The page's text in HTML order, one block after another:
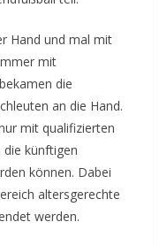
Hand und mal mit
mit
die
an die Hand.
mit qualifizierten
künftigen
können. Dabei
altersgerechte
werden.